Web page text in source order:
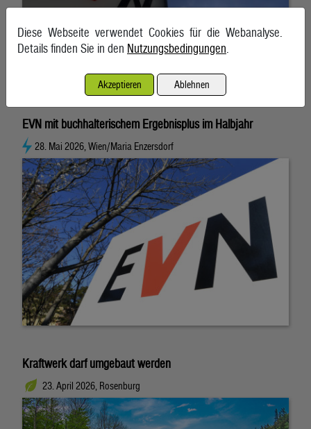
EVN mit buchhalterischem Ergebnisplus im Halbjahr
28. Mai 2026, Wien/Maria Enzersdorf
Kraftwerk darf umgebaut werden
23. April 2026, Rosenburg
Diese Webseite verwendet Cookies für die Webanalyse.
Details finden Sie in den Nutzungsbedingungen
Akzeptieren Ablehnen